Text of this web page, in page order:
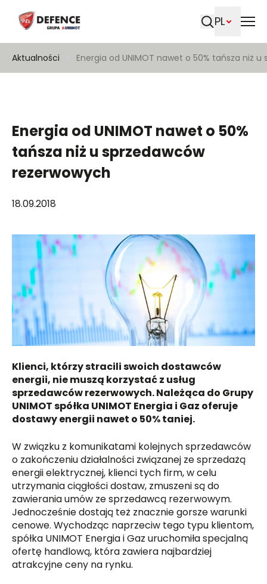
PL
Aktualności Energia od UNIMOT nawet o 50% tańsza niż
Energia od UNIMOT nawet o 50%
tańsza niż u sprzedawców
rezerwowych
18.09.2018
Klienci, którzy stracili swoich dostawców
energii, nie muszą korzystać z usług
sprzedawców rezerwowych. Należąca do Grupy
UNIMOT spółka UNIMOT Energia i Gaz oferuje
dostawy energii nawet o 50% taniej.
W związku z komunikatami kolejnych sprzedawców
o zakończeniu działalności związanej ze sprzedażą
energii elektrycznej, klienci tych firm, w celu
utrzymania ciągłości dostaw, zmuszeni są do
zawierania umów ze sprzedawcą rezerwowym.
Jednocześnie dostają też znacznie gorsze warunki
cenowe. Wychodząc naprzeciw tego typu klientom,
spółka UNIMOT Energia i Gaz uruchomiła specjalną
ofertę handlową, która zawiera najbardziej
atrakcyjne ceny na rynku.